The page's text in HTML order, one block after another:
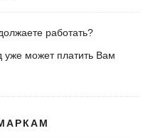
работать?
может платить Вам